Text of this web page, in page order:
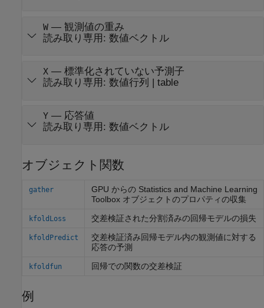
W— 観測値の重み
読み取り専用: 数値ベクトル
X— 標準化されていない予測子
読み取り専用: 数値行列 | table
Y— 応答値
読み取り専用: 数値ベクトル
オブジェクト関数
gather GPU からの Statistics and Machine Learning
Toolboxオブジェクトのプロパティの収集
kfoldLoss 交差検証された分割済みの回帰モデルの損失
kfoldPredict
交差検証済み回帰モデル内の観測値に対する
応答の予測
kfoldfun 回帰での関数の交差検証
例